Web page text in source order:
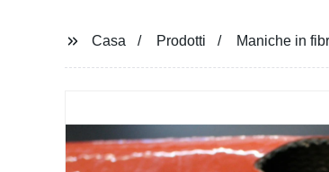
Casa Prodotti Maniche in